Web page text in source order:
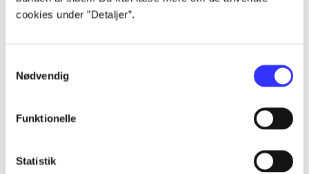
cookies under ”Detaljer”.
Nødvendig
Funktionelle
Statistik
...
...
...